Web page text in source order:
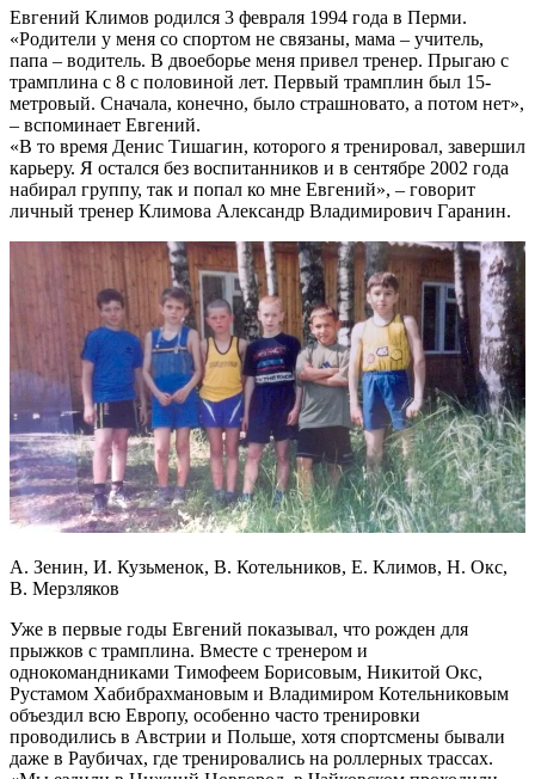
Евгений Климов родился 3 февраля 1994 года в Перми.
«Родители у меня со спортом не связаны, мама – учитель,
папа – водитель. В двоеборье меня привел тренер. Прыгаю с
трамплина с 8 с половиной лет. Первый трамплин был 15-
метровый. Сначала, конечно, было страшновато, а потом нет»,
– вспоминает Евгений.
«В то время Денис Тишагин, которого я тренировал, завершил
карьеру. Я остался без воспитанников и в сентябре 2002 года
набирал группу, так и попал ко мне Евгений», – говорит
личный тренер Климова Александр Владимирович Гаранин.
А. Зенин, И. Кузьменок, В. Котельников, Е. Климов, Н. Окс,
В. Мерзляков
Уже в первые годы Евгений показывал, что рожден для
прыжков с трамплина. Вместе с тренером и
однокомандниками Тимофеем Борисовым, Никитой Окс,
Рустамом Хабибрахмановым и Владимиром Котельниковым
объездил всю Европу, особенно часто тренировки
проводились в Австрии и Польше, хотя спортсмены бывали
даже в Раубичах, где тренировались на роллерных трассах.